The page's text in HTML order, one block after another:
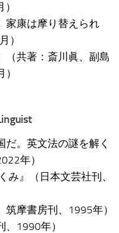
家康は摩り替えられ
）
（共著：斎川眞、副島
だ。英文法の謎を解く
年）
み』（日本文芸社刊、
筑摩書房刊、1995年）
、1990年）